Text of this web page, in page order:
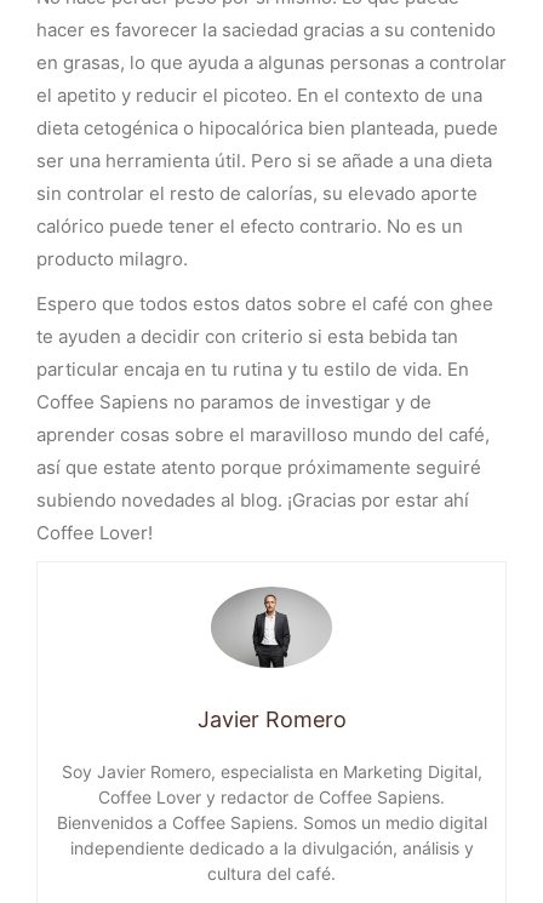
hacer es favorecer la saciedad gracias a su contenido
en grasas, lo que ayuda a algunas personas a controlar
el apetito y reducir el picoteo. En el contexto de una
dieta cetogénica o hipocalórica bien planteada, puede
ser una herramienta útil. Pero si se añade a una dieta
sin controlar el resto de calorías, su elevado aporte
calórico puede tener el efecto contrario. No es un
producto milagro.
Espero que todos estos datos sobre el café con ghee
te ayuden a decidir con criterio si esta bebida tan
particular encaja en tu rutina y tu estilo de vida. En
Coffee Sapiens no paramos de investigar y de
aprender cosas sobre el maravilloso mundo del café,
así que estate atento porque próximamente seguiré
subiendo novedades al blog. ¡Gracias por estar ahí
Coffee Lover!
Javier Romero
Soy Javier Romero, especialista en Marketing Digital,
Coffee Lover y redactor de Coffee Sapiens.
Bienvenidos a Coffee Sapiens. Somos un medio digital
independiente dedicado a la divulgación, análisis y
cultura del café.